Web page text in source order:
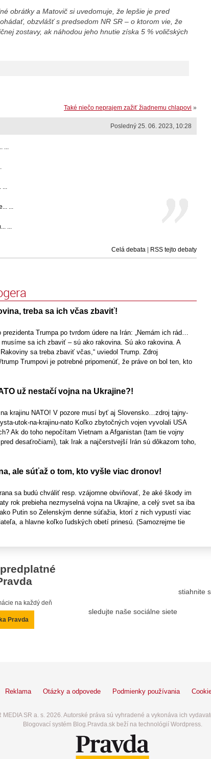
obrátky a Matovič si uvedomuje, že lepšie je pred
obzvlášť s predsedom NR SR – o ktorom vie, že
zostavy, ak náhodou jeho hnutie získa 5 % voličských
Také niečo neprajem zažiť žiadnemu chlapovi »
Posledný 25. 06. 2023, 10:28
...
...
...
...
Celá debata RSS tejto debaty
treba sa ich včas zbaviť!
Trumpa po tvrdom údere na Irán: „Nemám ich rád…
sa ich zbaviť – sú ako rakovina. Sú ako rakovina. A
sa treba zbaviť včas,“ uviedol Trump. Zdroj
Trumpovi je potrebné pripomenúť, že práve on bol ten, kto
už nestačí vojna na Ukrajine?!
krajinu NATO! V pozore musí byť aj Slovensko…zdroj tajny-
utok-na-krajinu-nato Koľko zbytočných vojen vyvolali USA
Ak do toho nepočítam Vietnam a Afganistan (tam tie vojny
desaťročiami), tak Irak a najčerstvejší Irán sú dôkazom toho,
ale súťaž o tom, kto vyšle viac dronov!
sa budú chváliť resp. vzájomne obviňovať, že aké škody im
rok prebieha nezmyselná vojna na Ukrajine, a celý svet sa iba
Putin so Zelenským denne súťažia, ktorí z nich vypustí viac
a hlavne koľko ľudských obetí prinesú. (Samozrejme tie
na každý deň
Pravda
sledujte naše sociálne siete
stiahnite
Reklama Otázky a odpovede Podmienky používania
MEDIA SR a. s. 2026. Autorské práva sú vyhradené a vykonáva ich
Blogovací systém Blog.Pravda.sk beží na technológií Wordpress.